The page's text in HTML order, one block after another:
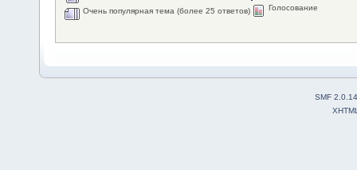
Очень популярная тема (более 25 ответов)
Голосование
SMF 2.0.14